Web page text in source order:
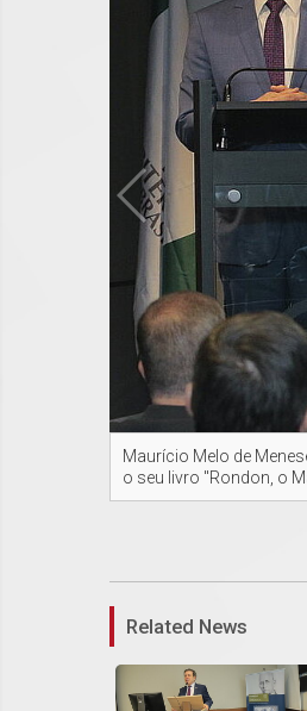
Maurício Melo de
o seu livro "Rondon, o
Related News